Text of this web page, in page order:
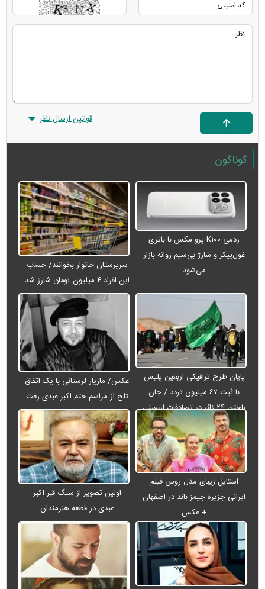
قوانین ارسال نظر
گوناگون
ردمی K۱۰۰ پرو مکس با باتری
غول‌پیکر و شارژ بی‌سیم روانه بازار
می‌شود
سرپرستان خانوار بخوانند/ حساب
این افراد ۴ میلیون تومان شارژ شد
پایان طرح ترافیکی اربعین پلیس
با ثبت ۶۷ میلیون تردد / جان
باختن ۲۴ زائر در تصادفات اربعینی
عکس/ مازیار لرستانی با یک اتفاق
تلخ از مراسم ختم اکبر عبدی رفت
استایل زیبای مدل روس فیلم
ایرانی جزیره جیمز باند در اصفهان
+ عکس
اولین تصویر از سنگ قبر اکبر
عبدی در قطعه هنرمندان